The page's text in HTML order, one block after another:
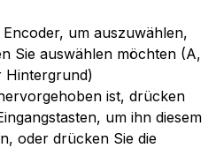
um auszuwählen,
Sie auswählen möchten (A,
Hintergrund)
ist, drücken
um ihn diesem
oder drücken Sie die